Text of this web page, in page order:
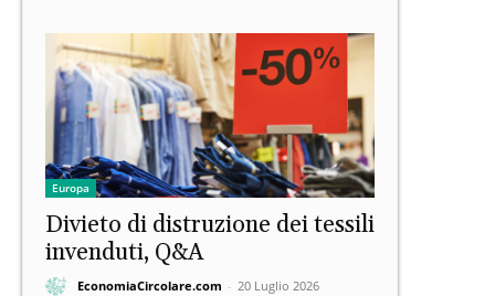
Europa
Divieto di distruzione dei tessili
invenduti, Q&A
EconomiaCircolare.com - 20 Luglio 2026